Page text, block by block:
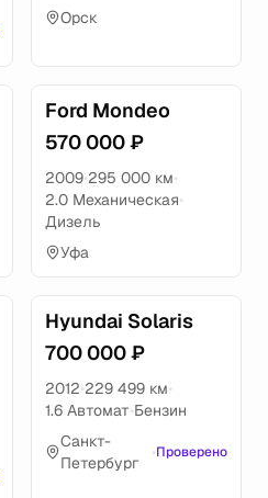
Орск
Ford Mondeo
570 000 ₽
2009•295 000 км•
2.0 Механическая•
Дизель
Уфа
Hyundai Solaris
700 000 ₽
2012•229 499 км•
1.6 Автомат•Бензин
Санкт-
Петербург
•Проверено